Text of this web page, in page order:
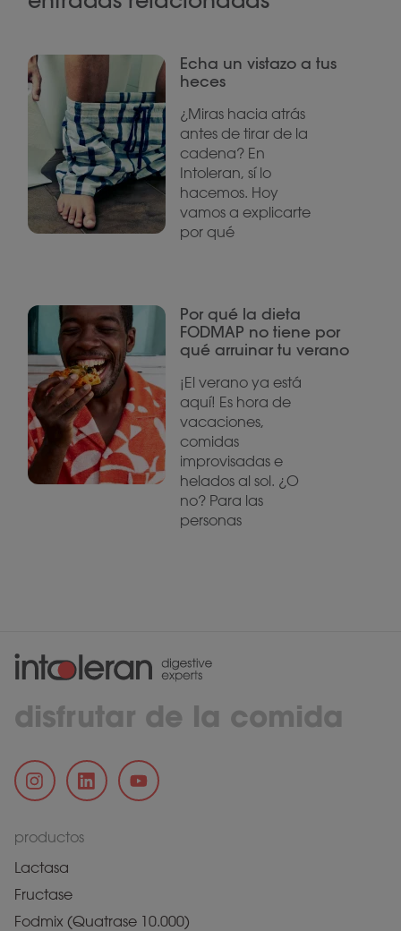
Echa un vistazo a tus
heces
¿Miras hacia atrás
antes de tirar de la
cadena? En
Intoleran, sí lo
hacemos. Hoy
vamos a explicarte
por qué
Por qué la dieta
FODMAP no tiene por
qué arruinar tu verano
¡El verano ya está
aquí! Es hora de
vacaciones,
comidas
improvisadas e
helados al sol. ¿O
no? Para las
personas
disfrutar de la comida
productos
Lactasa
Fructase
Fodmix (Quatrase 10.000)